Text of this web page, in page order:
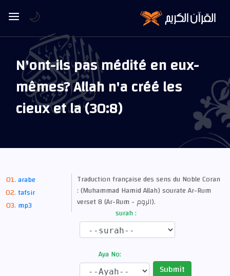
N'ont-ils pas médité en eux-
mêmes? Allah n'a créé les
cieux et la (30:8)
arabe
tafsir
mp3
Traduction française des sens du Noble Coran
: (Muhammad Hamid Allah) sourate Ar-Rum
verset 8 (Ar-Rum - الروم).
surah :
Aya No:
Submit
🌙